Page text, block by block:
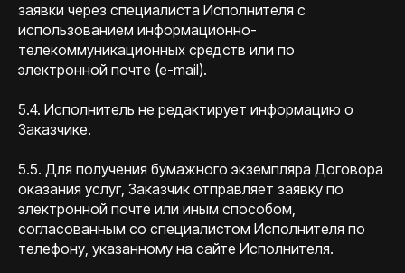
заявки через специалиста Исполнителя с
использованием информационно-
телекоммуникационных средств или по
электронной почте (e-mail).
5.4. Исполнитель не редактирует информацию о
Заказчике.
5.5. Для получения бумажного экземпляра Договора
оказания услуг, Заказчик отправляет заявку по
электронной почте или иным способом,
согласованным со специалистом Исполнителя по
телефону, указанному на сайте Исполнителя.